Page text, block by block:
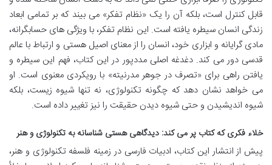
قابل کنترل است، بلکه آن را یک «نظام تفکر» می بیند که بر تمامی ابعاد
زندگی انسان سیطره یافته است. این نظام تفکر، با ویژگی های حسابگرانه،
مادی گرایانه و ابزاری خود، انسان را از معنای اصیل هستی و ارتباط با عالم
قدسی دور می کند. دغدغه اصلی مددپور در این کتاب، فهم این سیطره و
یافتن راهی برای «تصرف در جوهر مدرنیته» با رویکردی معنوی است. او
می خواهد نشان دهد که چگونه تکنولوژی، نه تنها شیوه زیست، بلکه
شیوه اندیشیدن و حتی شیوه دیدن حقیقت را نیز تغییر داده است.
خلاء فکری که کتاب پر می کند: دیدگاهی هستی شناسانه به تکنولوژی و هنر
پیش از انتشار این کتاب، ادبیات فارسی در زمینه فلسفه تکنولوژی و هنر،